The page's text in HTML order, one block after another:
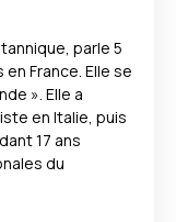
parle 5
France. Elle se
». Elle a
en Italie, puis
17 ans
du